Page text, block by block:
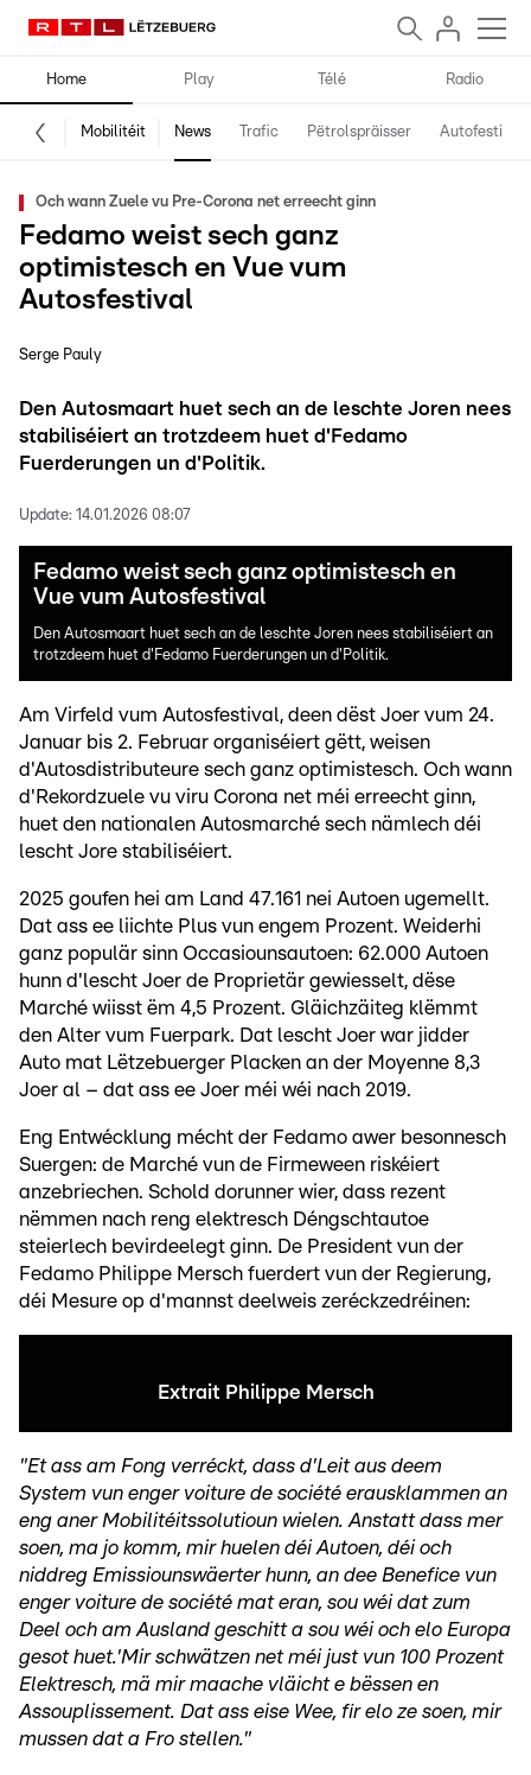
Home Play Télé Radio
Mobilitéit News Trafic Pëtrolspräisser Autofestival
Och wann Zuele vu Pre-Corona net erreecht ginn
Fedamo weist sech ganz
optimistesch en Vue vum
Autosfestival
Serge Pauly
Den Autosmaart huet sech an de leschte Joren nees
stabiliséiert an trotzdeem huet d'Fedamo
Fuerderungen un d'Politik.
Update: 14.01.2026 08:07
Fedamo weist sech ganz optimistesch en
Vue vum Autosfestival
Den Autosmaart huet sech an de leschte Joren nees stabiliséiert an
trotzdeem huet d'Fedamo Fuerderungen un d'Politik.
Am Virfeld vum Autosfestival, deen dëst Joer vum 24.
Januar bis 2. Februar organiséiert gëtt, weisen
d'Autosdistributeure sech ganz optimistesch. Och wann
d'Rekordzuele vu viru Corona net méi erreecht ginn,
huet den nationalen Autosmarché sech nämlech déi
lescht Jore stabiliséiert.
2025 goufen hei am Land 47.161 nei Autoen ugemellt.
Dat ass ee liichte Plus vun engem Prozent. Weiderhi
ganz populär sinn Occasiounsautoen: 62.000 Autoen
hunn d'lescht Joer de Proprietär gewiesselt, dëse
Marché wiisst ëm 4,5 Prozent. Gläichzäiteg klëmmt
den Alter vum Fuerpark. Dat lescht Joer war jidder
Auto mat Lëtzebuerger Placken an der Moyenne 8,3
Joer al – dat ass ee Joer méi wéi nach 2019.
Eng Entwécklung mécht der Fedamo awer besonnesch
Suergen: de Marché vun de Firmeween riskéiert
anzebriechen. Schold dorunner wier, dass rezent
nëmmen nach reng elektresch Déngschtautoe
steierlech bevirdeelegt ginn. De President vun der
Fedamo Philippe Mersch fuerdert vun der Regierung,
déi Mesure op d'mannst deelweis zeréckzedréinen:
Extrait Philippe Mersch
"Et ass am Fong verréckt, dass d'Leit aus deem
System vun enger voiture de société erausklammen an
eng aner Mobilitéitssolutioun wielen. Anstatt dass mer
soen, ma jo komm, mir huelen déi Autoen, déi och
niddreg Emissiounswäerter hunn, an dee Benefice vun
enger voiture de société mat eran, sou wéi dat zum
Deel och am Ausland geschitt a sou wéi och elo Europa
gesot huet.'Mir schwätzen net méi just vun 100 Prozent
Elektresch, mä mir maache vläicht e bëssen en
Assouplissement. Dat ass eise Wee, fir elo ze soen, mir
mussen dat a Fro stellen."